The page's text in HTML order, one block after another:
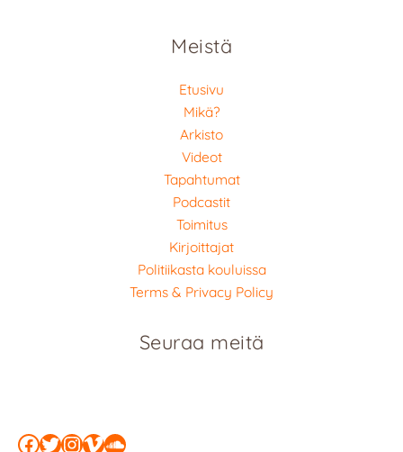
Meistä
Etusivu
Mikä?
Arkisto
Videot
Tapahtumat
Podcastit
Toimitus
Kirjoittajat
Politiikasta kouluissa
Terms & Privacy Policy
Seuraa meitä
Facebook
Twitter
Instagram
Vimeo
SoundCloud